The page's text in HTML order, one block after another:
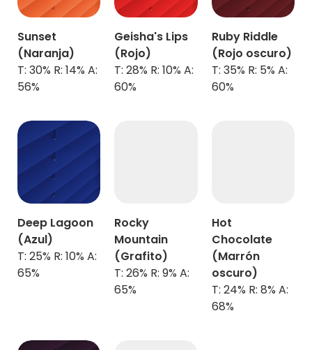
Sunset
(Naranja)
T: 30% R: 14% A:
56%
Geisha's Lips
(Rojo)
T: 28% R: 10% A:
60%
Ruby Riddle
(Rojo oscuro)
T: 35% R: 5% A:
60%
Deep Lagoon
(Azul)
T: 25% R: 10% A:
65%
Rocky
Mountain
(Grafito)
T: 26% R: 9% A:
65%
Hot
Chocolate
(Marrón
oscuro)
T: 24% R: 8% A:
68%